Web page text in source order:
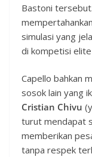
Bastoni
simulasi yang
di kompetisi
Capello bahkan
sosok lain yang
Cristian Chivu
turut mendapat
memberikan
tanpa respek